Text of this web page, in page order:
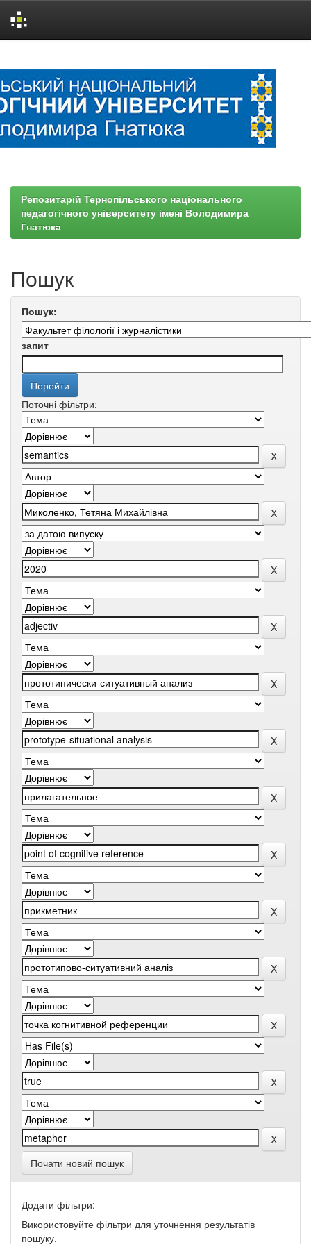
Репозитарій Тернопільського національного
педагогічного університету імені Володимира
Гнатюка
Пошук
Пошук:
запит
Поточні фільтри:
Почати новий пошук
Додати фільтри:
Використовуйте фільтри для уточнення результатів
пошуку.